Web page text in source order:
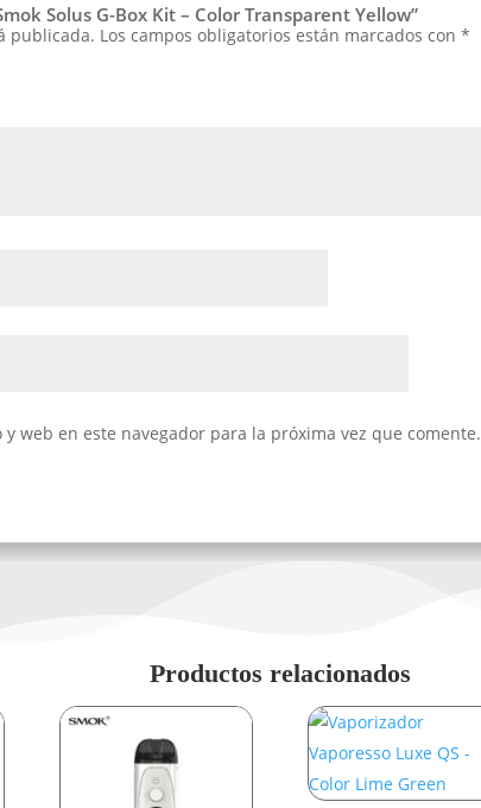
Solus G-Box Kit – Color Transparent Yellow”
publicada. Los campos obligatorios están marcados con *
web en este navegador para la próxima vez que comente.
Productos relacionados